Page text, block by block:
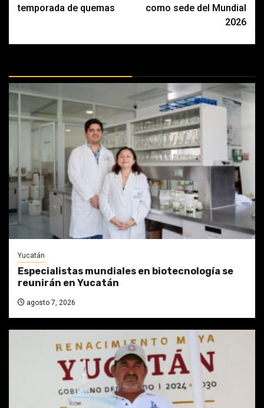
temporada de quemas
como sede del Mundial
2026
Yucatán
Especialistas mundiales en biotecnología se
reunirán en Yucatán
agosto 7, 2026